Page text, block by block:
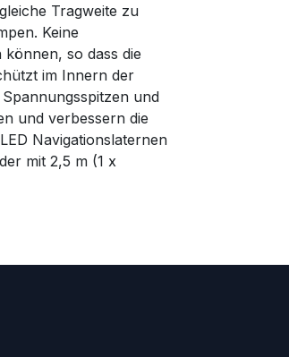
Tragweite zu
Keine
so dass die
im Innern der
und
und verbessern die
Navigationslaternen
mit 2,5 m (1 x